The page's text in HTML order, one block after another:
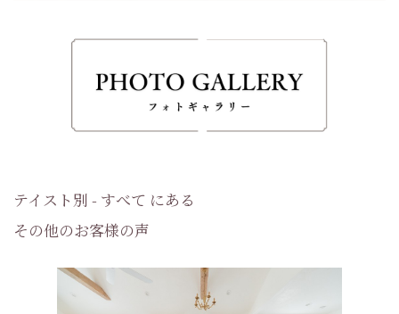
テイスト別 - すべて にある
その他のお客様の声